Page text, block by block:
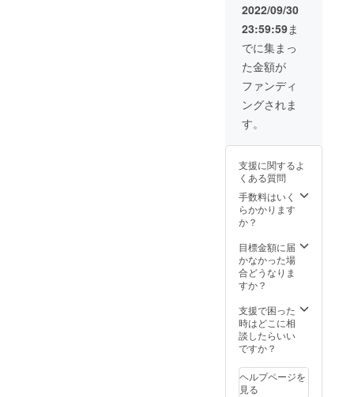
2022/09/30
23:59:59ま
でに集まっ
た金額が
ファンディ
ングされま
す。
支援に関するよ
くある質問
手数料はいく
らかかります
か？
目標金額に届
かなかった場
合どうなりま
すか？
支援で困った
時はどこに相
談したらいい
ですか？
ヘルプページを
見る